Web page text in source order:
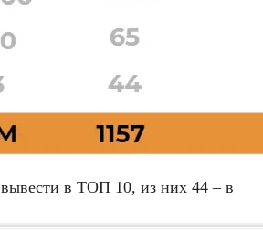
вывести в ТОП 10, из них 44 – в